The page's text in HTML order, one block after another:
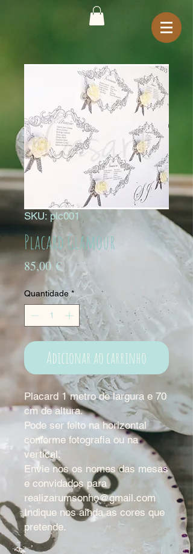
SKU: plc001
Placard Glamour
85,00 €Preço
Quantidade *
Adicionar ao carrinho
Placard 1 metro de largura e 70
cm de altura.
Pode ser feito na horizontal
conforme fotografia ou na
vertical.
Envie nos os nomes das mesas
e convidados para
realizarumsonho@gmail.com
Indique nos ainda as cores que
pretende.